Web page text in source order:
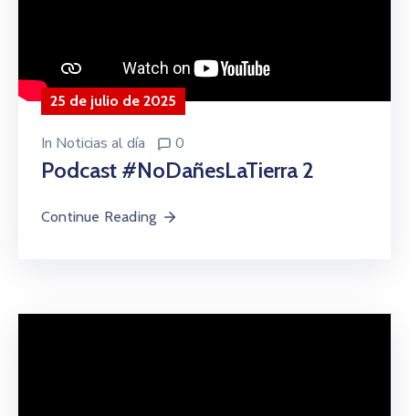
25 de julio de 2025
In Noticias al día 0
Podcast #NoDañesLaTierra 2
Continue Reading